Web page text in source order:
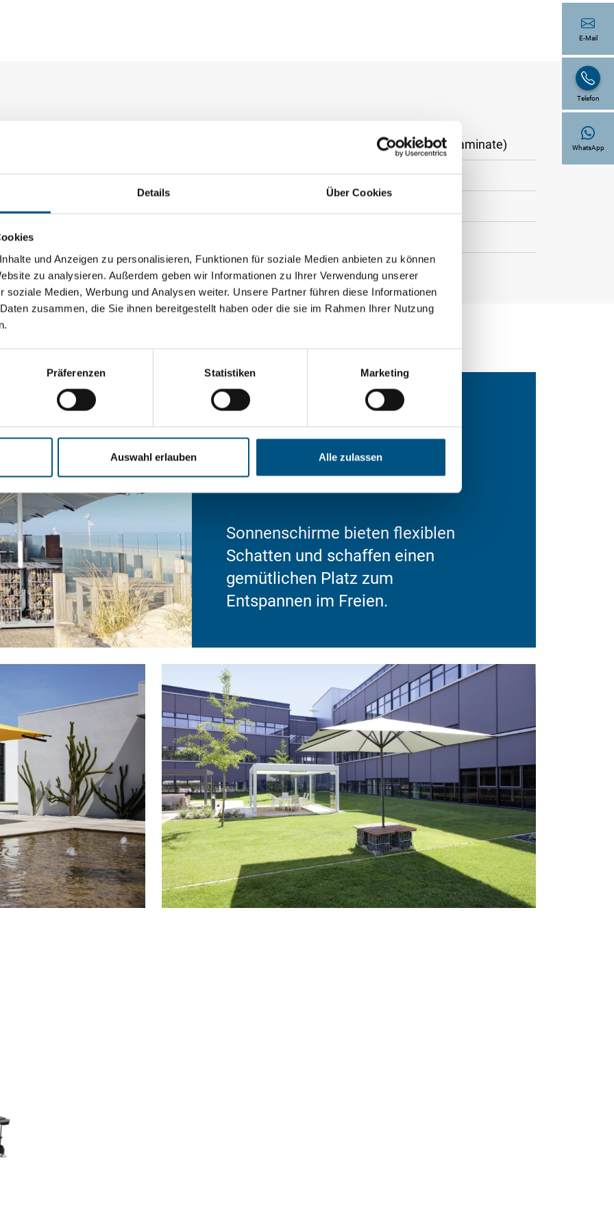
Details Über Cookies
und Anzeigen zu personalisieren, Funktionen für soziale Medien anbieten zu können
zu analysieren. Außerdem geben wir Informationen zu Ihrer Verwendung unserer
soziale Medien, Werbung und Analysen weiter. Unsere Partner führen diese Informationen
zusammen, die Sie ihnen bereitgestellt haben oder die sie im Rahmen Ihrer Nutzung
Präferenzen Statistiken Marketing
Auswahl erlauben Alle zulassen
Doppelstabmatten mit wetterfester HPL Sitzauflage (High Pressure Laminate)
cm x 40 cm
84 cm
Sonnenschirme bieten flexiblen
Schatten und schaffen einen
gemütlichen Platz zum
Entspannen im Freien.
E-Mail
Telefon
WhatsApp